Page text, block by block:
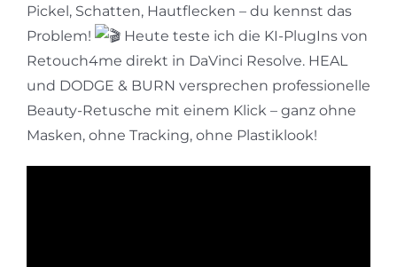
Pickel, Schatten, Hautflecken – du kennst das
Problem!
Heute teste ich die KI-PlugIns von
Retouch4me direkt in DaVinci Resolve. HEAL
und DODGE & BURN versprechen professionelle
Beauty-Retusche mit einem Klick – ganz ohne
Masken, ohne Tracking, ohne Plastiklook!